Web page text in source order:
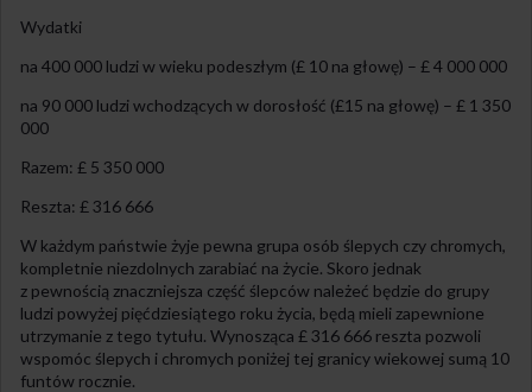
Wydatki
na 400 000 ludzi w wieku podeszłym (£ 10 na głowę) – £ 4 000 000
na 90 000 ludzi wchodzących w dorosłość (£15 na głowę) – £ 1 350
000
Razem: £ 5 350 000
Reszta: £ 316 666
W każdym państwie żyje pewna grupa osób ślepych czy chromych,
kompletnie niezdolnych zarabiać na życie. Skoro jednak
z pewnością znaczniejsza część ślepców należeć będzie do grupy
ludzi powyżej pięćdziesiątego roku życia, będą mieli zapewnione
utrzymanie z tego tytułu. Wynosząca £ 316 666 reszta pozwoli
wspomóc ślepych i chromych poniżej tej granicy wiekowej sumą 10
funtów rocznie.